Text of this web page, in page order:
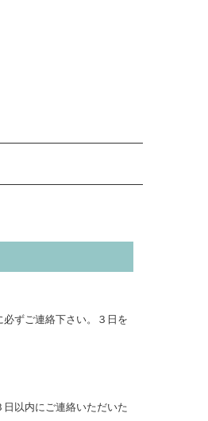
ずご連絡下さい。３日を
以内にご連絡いただいた